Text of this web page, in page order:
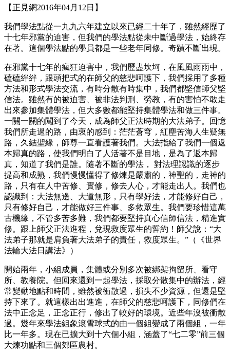
【正見網2016年04月12日】
我們學法點從一九九六年建立以來已經二十年了，雖然經歷了
十七年邪黨的迫害，但我們的學法點從未中斷過學法，始終存
在著。這個學法點的學員都是一些老年同修。奇蹟不斷出現。
在邪黨十七年的瘋狂迫害中，我們歷盡坎坷，在風風雨雨中，
磕磕絆絆，跟頭把式的在師父的慈悲呵護下，我們採用了多種
方法和形式學法交流，有時分散有時集中，我們都堅信師父堅
信法。雖然有的被迫害、被非法判刑、勞教，有的害怕不敢走
出來參加集體學法，但大多數都能堅持集體學法和做三件事。
一關一關的闖到了今天，成為師父正法時期的大法弟子。回憶
我們所走過的路，由衷的感到：茫茫蒼穹，紅塵苦海人生疑無
路，久結聖緣，師尊一直看護著我們。大法指給了我們一個返
本歸真的路，使我們明白了人活著不是目地，是為了返本歸
真，知道了我們是誰。隨著不斷的學法， 對法理認識的逐步
提高和成熟，我們慢慢懂得了修煉是嚴肅的，神聖的，走神的
路，只有在人中苦修、實修，修去人心，才能走出人。我們也
認識到：大法無邊、大道無形，只有學好法，才能修好自己，
只有修好自己，才能做好三件事、多救眾生。我們要珍惜這萬
古機緣，不管多苦多難，我們都要堅持真心信師信法，精進實
修。跟上師父正法進程，兌現救度眾生的誓約！師父說：“大
法弟子那就是肩負著大法弟子的責任，救度眾生。”（《世界
法輪大法日講法》）
開始兩年，小組成員，集體或分別多次被綁架拘留所、看守
所、教養院。但回來還到一起學法，採取分散集中的辦法，經
常變動地點和時間，雖然被衝散過，損失不少資源，但還是堅
持下來了。就這樣出出進進，在師父的慈悲呵護下，同修們在
法中正念足，正念正行，修出了較好的環境。近些年沒被衝散
過。幾年來學法組象滾雪球式的由一個組變成了兩個組，一年
比一年多。現在已擴大到十六個小組，涵蓋了“七二零”前三個
大煉功點和三個郊區農村。